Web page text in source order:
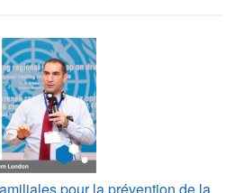
pour la prévention de la